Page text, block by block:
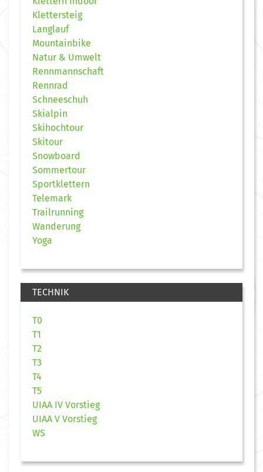
Klettersteig
Langlauf
Mountainbike
Natur & Umwelt
Rennmannschaft
Rennrad
Schneeschuh
Skialpin
Skihochtour
Skitour
Snowboard
Sommertour
Sportklettern
Telemark
Trailrunning
Wanderung
Yoga
TECHNIK
T0
T1
T2
T3
T4
T5
UIAA IV Vorstieg
UIAA V Vorstieg
WS